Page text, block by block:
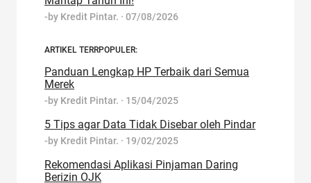
-by Kredit Pintar. · 07/08/2026
ARTIKEL TERRPOPULER:
Panduan Lengkap HP Terbaik dari Semua
Merek
-by Kredit Pintar. · 15/04/2025
5 Tips agar Data Tidak Disebar oleh Pindar
-by Kredit Pintar. · 19/02/2025
Rekomendasi Aplikasi Pinjaman Daring
Berizin OJK